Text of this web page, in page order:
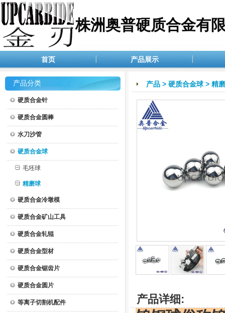
株洲奥普硬质合金有
首页 产品展示
产品分类
硬质合金针
硬质合金圆棒
水刀沙管
硬质合金球
毛坯球
精磨球
硬质合金冷墩模
硬质合金矿山工具
硬质合金轧辊
硬质合金型材
硬质合金锯齿片
硬质合金圆片
等离子切割机配件
产品 > 硬质合金球 > 精
产品详细: